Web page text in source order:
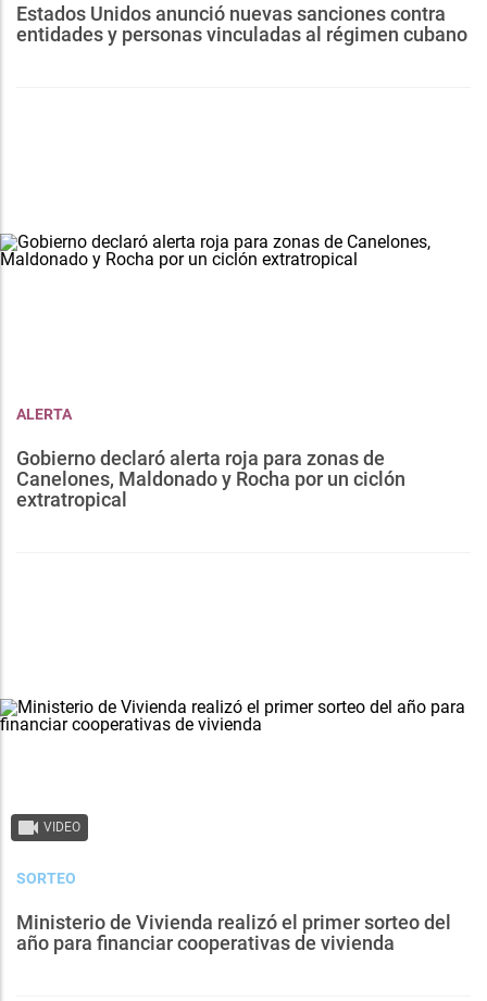
Estados Unidos anunció nuevas sanciones contra
entidades y personas vinculadas al régimen cubano
ALERTA
Gobierno declaró alerta roja para zonas de
Canelones, Maldonado y Rocha por un ciclón
extratropical
VIDEO
SORTEO
Ministerio de Vivienda realizó el primer sorteo del
año para financiar cooperativas de vivienda